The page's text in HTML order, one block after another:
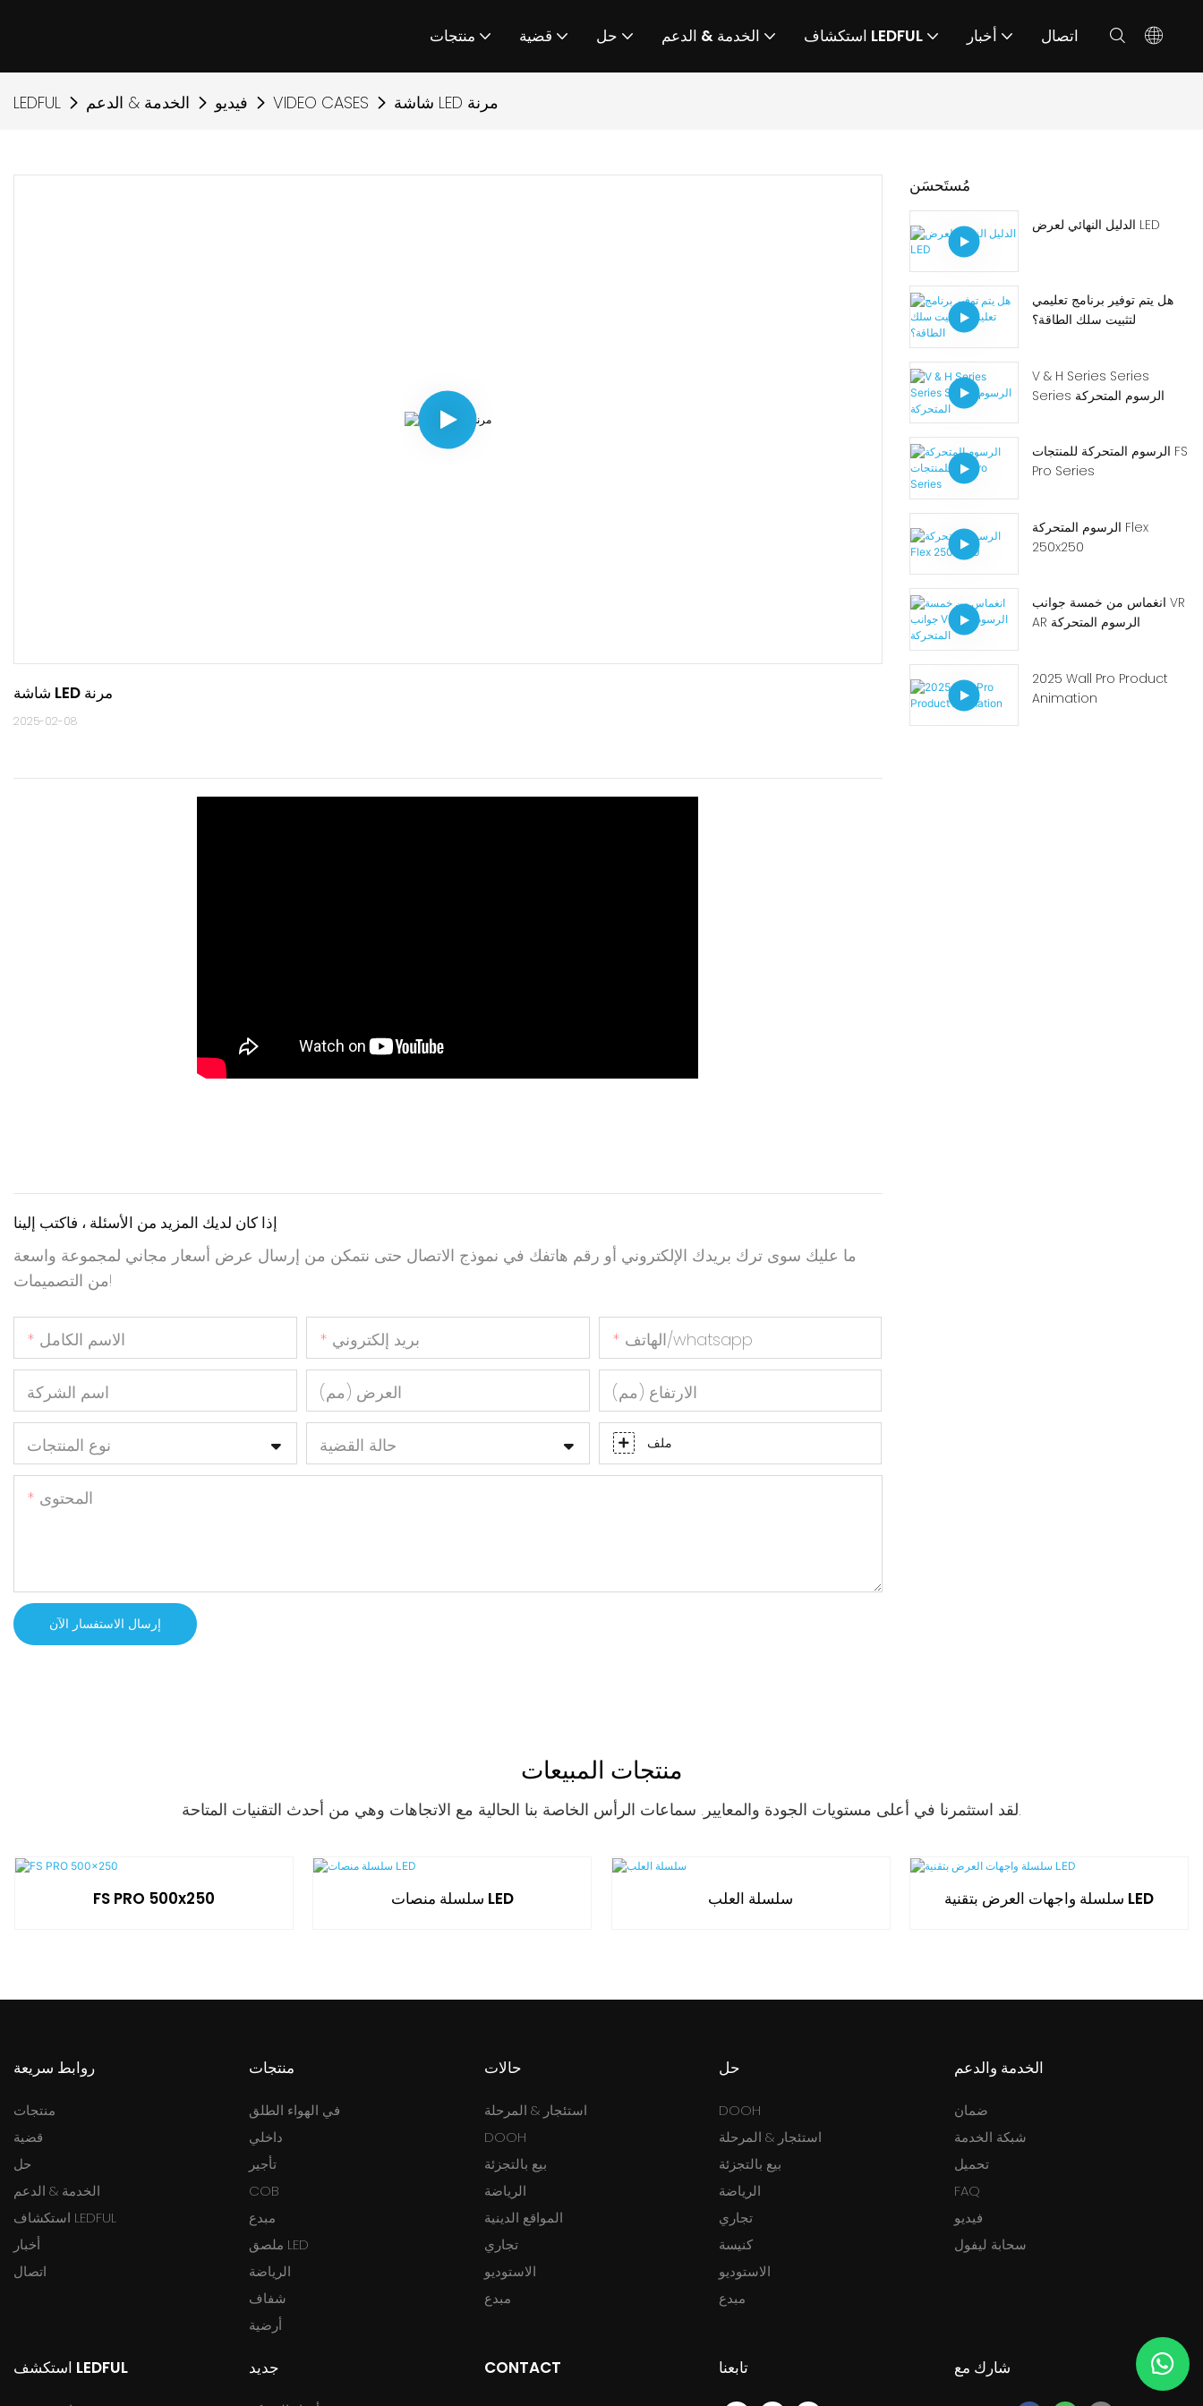
منتجات قضية حل الخدمة & الدعم استكشاف LEDFUL أخبار اتصال
LEDFUL الخدمة & الدعم فيديو VIDEO CASES شاشة LED مرنة
شاشة LED مرنة
2025-02-08
إذا كان لديك المزيد من الأسئلة ، فاكتب إلينا
ما عليك سوى ترك بريدك الإلكتروني أو رقم هاتفك في نموذج الاتصال حتى نتمكن من إرسال عرض أسعار مجاني لمجموعة واسعة
من التصميمات!
الاسم الكامل بريد إلكتروني الهاتف/whatsapp
اسم الشركة العرض (مم) الارتفاع (مم)
نوع المنتجات حالة القضية ملف
المحتوى
إرسال الاستفسار الآن
مُستَحسَن
الدليل النهائي لعرض LED
هل يتم توفير برنامج تعليمي
لتثبيت سلك الطاقة؟
V & H Series Series
Series الرسوم المتحركة
الرسوم المتحركة للمنتجات FS
Pro Series
الرسوم المتحركة Flex
250x250
انغماس من خمسة جوانب VR
AR الرسوم المتحركة
2025 Wall Pro Product
Animation
منتجات المبيعات
لقد استثمرنا في أعلى مستويات الجودة والمعايير. سماعات الرأس الخاصة بنا الحالية مع الاتجاهات وهي من أحدث التقنيات المتاحة.
FS PRO 500x250 سلسلة منصات LED سلسلة العلب سلسلة واجهات العرض بتقنية LED
روابط سريعة
منتجات
قضية
حل
الخدمة & الدعم
استكشاف LEDFUL
أخبار
اتصال
منتجات
في الهواء الطلق
داخلي
تأجير
COB
مبدع
ملصق LED
الرياضة
شفاف
أرضية
حالات
استئجار & المرحلة
DOOH
بيع بالتجزئة
الرياضة
المواقع الدينية
تجاري
الاستوديو
مبدع
حل
DOOH
استئجار & المرحلة
بيع بالتجزئة
الرياضة
تجاري
كنيسة
الاستوديو
مبدع
الخدمة والدعم
ضمان
شبكة الخدمة
تحميل
FAQ
فيديو
سحابة ليفول
استكشف LEDFUL جديد CONTACT تابعنا شارك مع